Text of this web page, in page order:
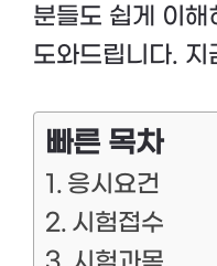
분들도 쉽게 이
도와드립니다.
빠른 목차
응시요건
시험접수